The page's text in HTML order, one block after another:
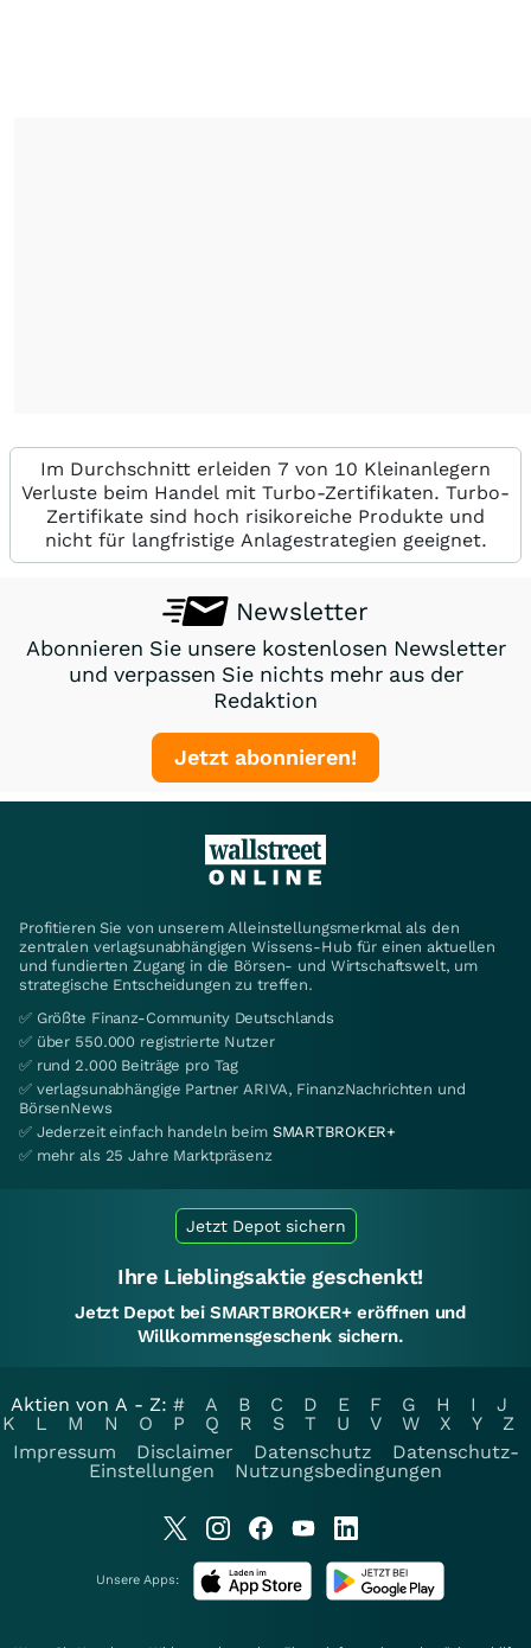
Im Durchschnitt erleiden 7 von 10 Kleinanlegern
Verluste beim Handel mit Turbo-Zertifikaten. Turbo-
Zertifikate sind hoch risikoreiche Produkte und
nicht für langfristige Anlagestrategien geeignet.
Newsletter
Abonnieren Sie unsere kostenlosen Newsletter
und verpassen Sie nichts mehr aus der
Redaktion
Jetzt abonnieren!
Profitieren Sie von unserem Alleinstellungsmerkmal als den
zentralen verlagsunabhängigen Wissens-Hub für einen aktuellen
und fundierten Zugang in die Börsen- und Wirtschaftswelt, um
strategische Entscheidungen zu treffen.
✅ Größte Finanz-Community Deutschlands
✅ über 550.000 registrierte Nutzer
✅ rund 2.000 Beiträge pro Tag
✅ verlagsunabhängige Partner ARIVA, FinanzNachrichten und
BörsenNews
✅ Jederzeit einfach handeln beim SMARTBROKER+
✅ mehr als 25 Jahre Marktpräsenz
Jetzt Depot sichern
Ihre Lieblingsaktie geschenkt!
Jetzt Depot bei SMARTBROKER+ eröffnen und
Willkommensgeschenk sichern.
Aktien von A - Z: # A B C D E F G H I
J
K
L M N O P Q R S T U V W X Y
Z
Impressum
Disclaimer Datenschutz
Datenschutz-
Einstellungen
Nutzungsbedingungen
Unsere Apps: